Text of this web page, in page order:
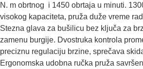
N. m obrtnog i 1450 obrtaja u minuti.
visokog kapaciteta, pruža duže vreme
Stezna glava za bušilicu bez ključa za
zamenu burgije. Dvostruka kontrola
preciznu regulaciju brzine, sprečava
Ergonomska udobna ručka pruža